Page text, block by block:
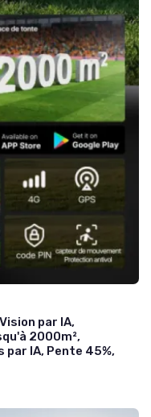
par IA,
2000m²,
IA, Pente 45%,